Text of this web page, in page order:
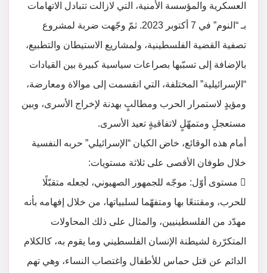
العسكرية والمؤسسة الأمنية، التي لازالت تتبادل الاتهامات
بـ “النوم” في 7 أكتوبر 2023. ثمّ وجّهت ضربة لمشروع
تصفية القضية الفلسطينية، ولمشاريع الاستيطان والتطبيع،
بالإضافة إلى تسبّبها بصراعات سياسية كبيرة بين القيادات
“الإسرائيلية” المختلفة، التي انقسمت إلى موالاة ومعارضة،
ومؤيدٍ لاستمرار الحرب ومطالبٍ بهدنة لإخراج الأسرى، وبين
مستعجلِ ومتمهّلٍ لاتفاقيةٍ تعيد الأسرى.
أمام هذه الوقائع، خاض الكيان “الإسرائيلي” حربه النفسية
خلال طوفان الأقصى على ثلاثة مستويات:
 مستوى أوّل: موجّه للجمهور الصهيوني، لجعله متقبّلًا
للحرب، ومقتنعًا بها ومتفهّما لسلبياتها، من خلال إفهامه بأنه
مهدّد من الفلسطينيين، والمثال على ذلك المحاولات
المتكرّرة لشيطنة الإنسان الفلسطيني وما يقوم به، كالكلام
الدائم عن قتل حماس للأطفال واغتصاب النساء، وهي تهم